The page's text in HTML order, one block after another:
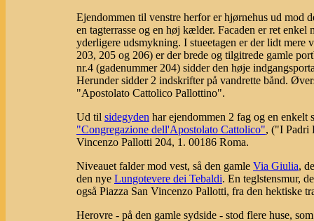
Ejendommen til venstre herfor er hjørnehus ud mod
en tagterrasse og en høj kælder. Facaden er ret
yderligere udsmykning. I stueetagen er der lidt mere
203, 205 og 206) er der brede og tilgitrede gamle
nr.4 (gadenummer 204) sidder den høje
Herunder sidder 2 indskrifter på vandrette bånd.
"Apostolato Cattolico Pallottino".
Ud til sidegyden har ejendommen 2 fag og en
"Congregazione dell'Apostolato Cattolico", ("I Padri
Vincenzo Pallotti 204, 1. 00186 Roma.
Niveauet falder mod vest, så den gamle Via Giulia,
den nye Lungotevere dei Tebaldi. En teglstensmur,
også Piazza San Vincenzo Pallotti, fra den hektiske
Herovre - på den gamle sydside - stod flere huse,